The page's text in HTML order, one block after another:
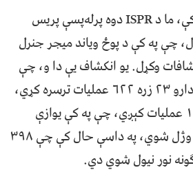
په وروستیو څو ورځو کې، ما د ISPR دوه پرله‌پسې پریس
چې په کې د پوځ ویاند میجر جنرل
وکړل. یو انکشاف یې دا و، چې
په دې کال کې امنیتي ادارو ۲۳ زره ۶۲۲ عملیات ترسره کړي،
چې په ورځني ډول ۱۱۲ عملیات کېږي، چې په کې یوازې
۱۳۹ پاکستاني پوځيان وژل شوي، په داسې حال کې چې ۳۹۸
نور نیول شوي دي.